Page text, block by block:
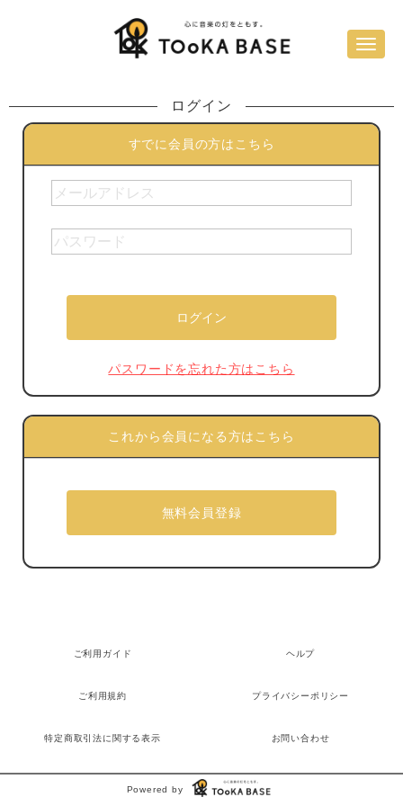
ログイン
すでに会員の方はこちら
パスワードを忘れた方はこちら
これから会員になる方はこちら
ご利用ガイド ヘルプ
ご利用規約 プライバシーポリシー
特定商取引法に関する表示 お問い合わせ
Powered by